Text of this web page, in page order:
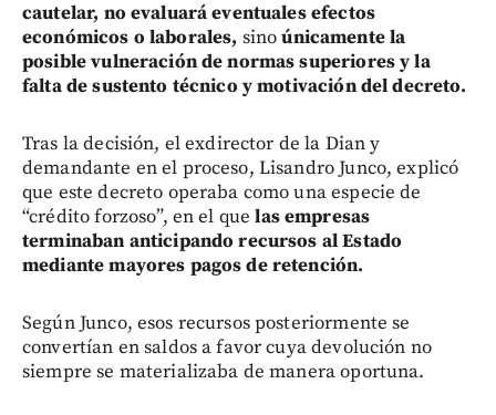
cautelar, no evaluará eventuales efectos
económicos o laborales, sinoúnicamente la
posible vulneración de normas superiores y la
falta de sustento técnico y motivación del decreto.
Tras la decisión, el exdirector de la Dian y
demandante en el proceso, Lisandro Junco, explicó
que este decreto operaba como una especie de
“crédito forzoso”, en el quelas empresas
terminaban anticipando recursos al Estado
mediante mayores pagos de retención.
Según Junco, esos recursos posteriormente se
convertían en saldos a favor cuya devolución no
siempre se materializaba de manera oportuna.